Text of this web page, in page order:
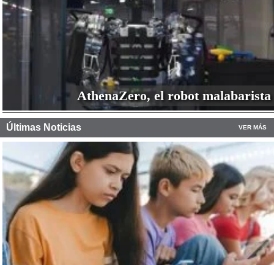
AthenaZero, el robot malabarista
Últimas Noticias VER MÁS